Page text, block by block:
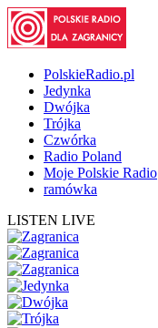
PolskieRadio.pl
Jedynka
Dwójka
Trójka
Czwórka
Radio Poland
Moje Polskie Radio
ramówka
LISTEN LIVE